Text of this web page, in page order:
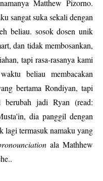
Matthew Pizorno.
sangat suka sekali dengan
beliau. sosok dosen unik
dan tidak membosankan,
tapi rasa-rasanya kami
beliau membacakan
bertama Rondiyan, tapi
berubah jadi Ryan (read:
dia panggil dengan
lagi termasuk namaku yang
ala Mathhew